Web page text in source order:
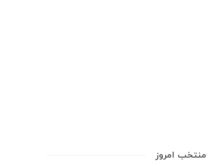
منتخب امروز